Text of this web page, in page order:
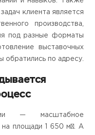
клиента является
производства,
под разные форматы
выставочных
обратились по адресу.
— масштабное
на площади 1 650 м². А